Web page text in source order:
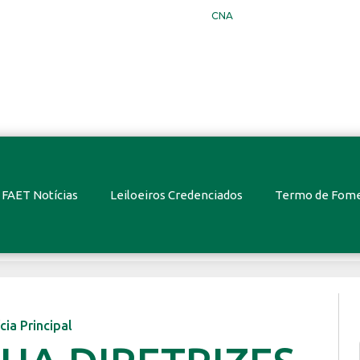
CNA
FAET Notícias Leiloeiros Credenciados Termo de
Principal